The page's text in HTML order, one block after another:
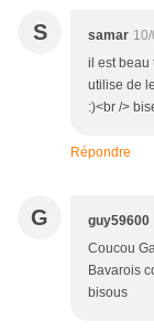
S samar
il est beau
utilise de
:)<br />
Répondre
G guy59600
Coucou
Bavarois
bisous